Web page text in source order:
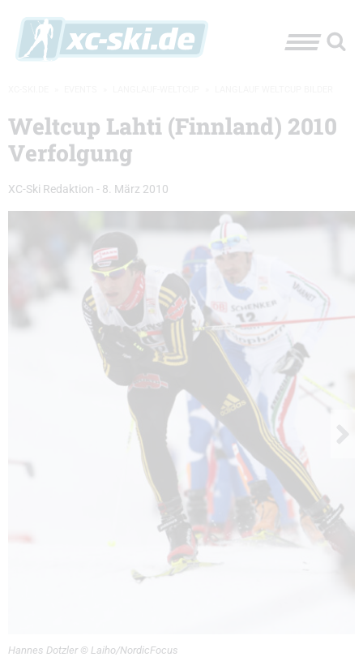
Weltcup Lahti (Finnland) 2010
Verfolgung
XC-Ski Redaktion - 8. März 2010
Hannes Dotzler © Laiho/NordicFocus